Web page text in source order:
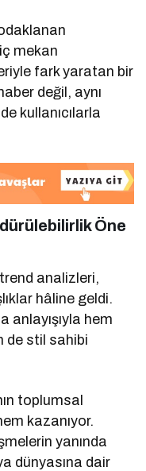
mekan
fark yaratan bir
değil, aynı
kullanıcılarla
Öne
analizleri,
hâline geldi.
anlayışıyla hem
de stil sahibi
toplumsal
kazanıyor.
yanında
dünyasına dair